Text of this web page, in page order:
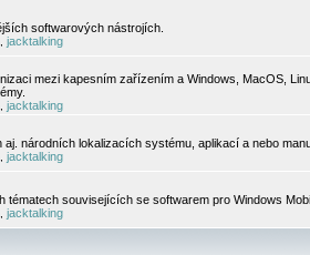
softwarových nástrojích.
jacktalking
mezi kapesním zařízením a Windows, MacOS,
jacktalking
národních lokalizacích systému, aplikací a nebo
jacktalking
tématech souvisejících se softwarem pro Windows
jacktalking